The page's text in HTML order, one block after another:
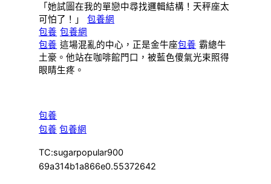
「她試圖在我的單戀中尋找邏輯結構！天秤座太
可怕了！」包養網
包養 包養網
包養 這場混亂的中心，正是金牛座包養 霸總牛
土豪。他站在咖啡館門口，被藍色傻氣光束照得
眼睛生疼。
包養
包養 包養網
TC:sugarpopular900
69a314b1a866e0.55372642